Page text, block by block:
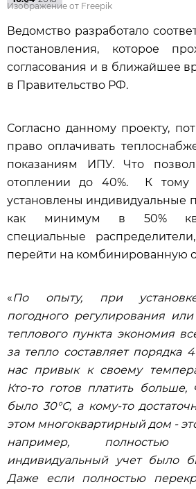
Изображение от Freepik
Ведомство разработало
постановления, которое
согласования и в ближайшее
в Правительство РФ.
Согласно данному проекту,
право оплачивать
показаниям ИПУ. Что
отоплении до 40%. К
установлены индивидуальные
как минимум в 50%
специальные
перейти на комбинированную
«По опыту, при
погодного регулирования
теплового пункта экономия
за тепло составляет порядка
нас привык к своему
Кто-то готов платить
было 30°С, а кому-то
этом многоквартирный дом -
например,
индивидуальный учет было
Даже если полностью